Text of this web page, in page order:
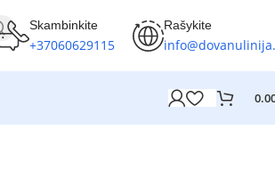
Skambinkite
+37060629115
Rašykite